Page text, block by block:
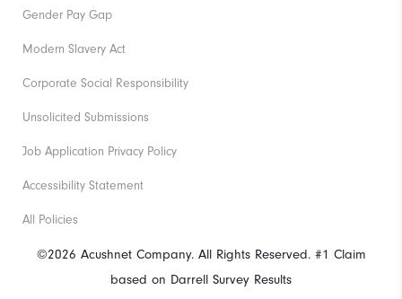
©2026 Acushnet Company. All Rights Reserved. #1 Claim
based on Darrell Survey Results
Gender Pay Gap
Modern Slavery Act
Corporate Social Responsibility
Unsolicited Submissions
Job Application Privacy Policy
Accessibility Statement
All Policies